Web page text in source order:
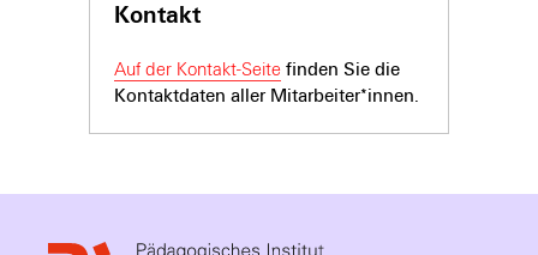
Kontakt
Auf der Kontakt-Seite finden Sie die
Kontaktdaten aller Mitarbeiter*innen.